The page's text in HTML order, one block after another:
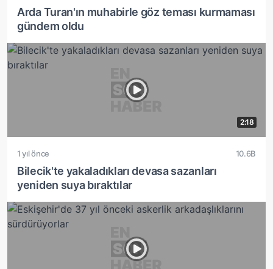
Arda Turan'ın muhabirle göz teması kurmaması
gündem oldu
2:18
1 yıl önce 10.6B
Bilecik'te yakaladıkları devasa sazanları
yeniden suya bıraktılar